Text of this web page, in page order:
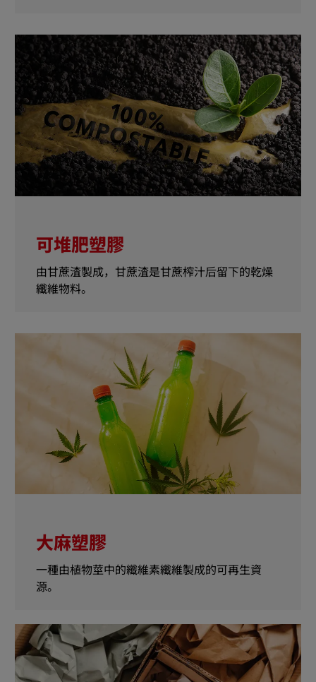
可堆肥塑膠
由甘蔗渣製成，甘蔗渣是甘蔗榨汁后留下的乾燥
纖維物料。
大麻塑膠
一種由植物莖中的纖維素纖維製成的可再生資
源。